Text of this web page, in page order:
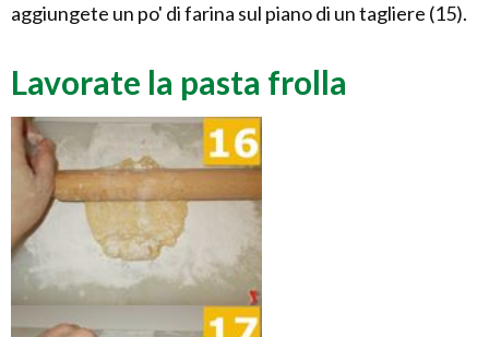
aggiungete un po' di farina sul piano di un tagliere (15).
Lavorate la pasta frolla